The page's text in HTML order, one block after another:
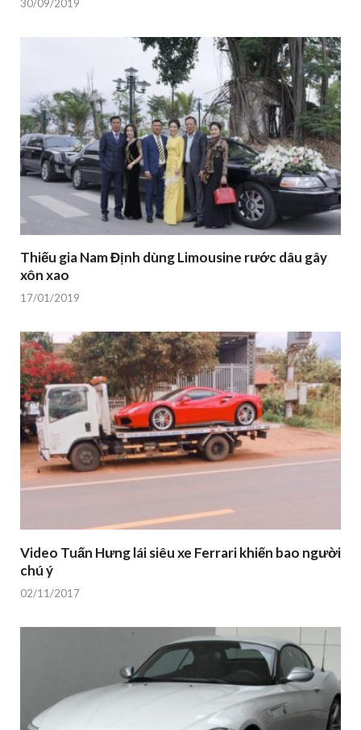
30/09/2019
Thiếu gia Nam Định dùng Limousine rước dâu gây
xôn xao
17/01/2019
Video Tuấn Hưng lái siêu xe Ferrari khiến bao người
chú ý
02/11/2017